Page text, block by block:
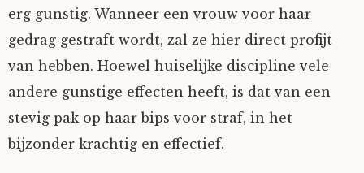
erg gunstig. Wanneer een vrouw voor haar
gedrag gestraft wordt, zal ze hier direct profijt
van hebben. Hoewel huiselijke discipline vele
andere gunstige effecten heeft, is dat van een
stevig pak op haar bips voor straf, in het
bijzonder krachtig en effectief.